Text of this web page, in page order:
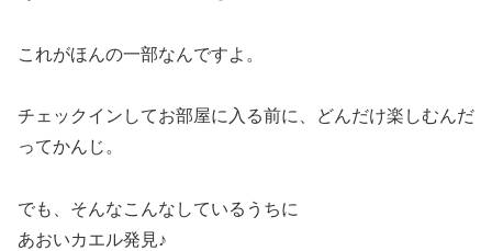
これがほんの一部なんですよ。
チェックインしてお部屋に入る前に、どんだけ楽しむんだ
ってかんじ。
でも、そんなこんなしているうちに
あおいカエル発見♪